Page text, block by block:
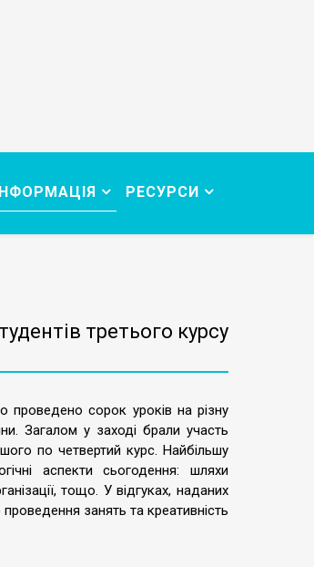
РЕСУРСИ
третього курсу
проведено сорок уроків на різну
Загалом у заході брали участь
по четвертий курс. Найбільшу
аспекти сьогодення: шляхи
тощо. У відгуках, наданих
занять та креативність